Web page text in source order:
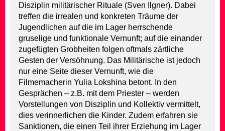
Disziplin militärischer Rituale (Sven Ilgner). Dabei
treffen die irrealen und konkreten Träume der
Jugendlichen auf die im Lager herrschende
gruselige und funktionale Vernunft; auf die einander
zugefügten Grobheiten folgen oftmals zärtliche
Gesten der Versöhnung. Das Militärische ist jedoch
nur eine Seite dieser Vernunft, wie die
Filmemacherin Yulia Lokshina betont. In den
Gesprächen – z.B. mit dem Priester – werden
Vorstellungen von Disziplin und Kollektiv vermittelt,
dies verinnerlichen die Kinder. Zudem erfahren sie
Sanktionen, die einen Teil ihrer Erziehung im Lager